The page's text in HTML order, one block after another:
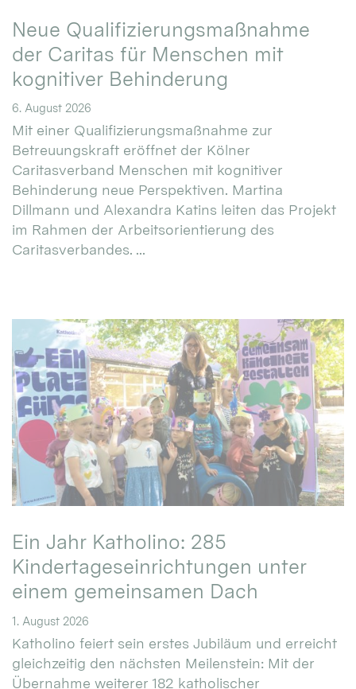
Neue Qualifizierungsmaßnahme
der Caritas für Menschen mit
kognitiver Behinderung
6. August 2026
Mit einer Qualifizierungsmaßnahme zur
Betreuungskraft eröffnet der Kölner
Caritasverband Menschen mit kognitiver
Behinderung neue Perspektiven. Martina
Dillmann und Alexandra Katins leiten das Projekt
im Rahmen der Arbeitsorientierung des
Caritasverbandes. ...
Ein Jahr Katholino: 285
Kindertageseinrichtungen unter
einem gemeinsamen Dach
1. August 2026
Katholino feiert sein erstes Jubiläum und erreicht
gleichzeitig den nächsten Meilenstein: Mit der
Übernahme weiterer 182 katholischer